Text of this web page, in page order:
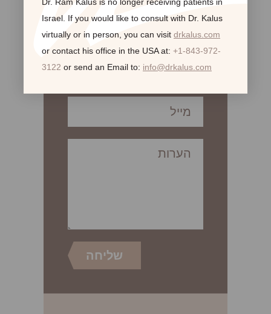
לקביעת פגישת ייעוץ
Israel. If you would like to consult with Dr. Kalus
virtually or in person, you can visit drkalus.com
or contact his office in the USA at: +1-843-972-
3122 or send an Email to: info@drkalus.com